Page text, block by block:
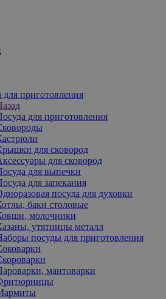
для приготовления
для приготовления
для сковород
для сковород
для выпечки
для запекания
посуда для духовки
баки столовые
молочники
утятницы металл
посуды для приготовления
мантоварки